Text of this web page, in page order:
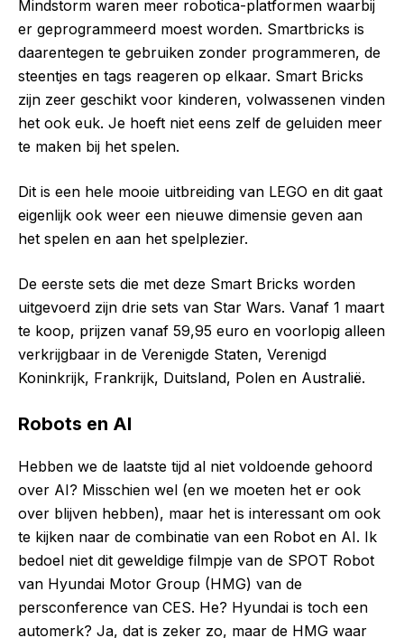
Mindstorm waren meer robotica-platformen waarbij
er geprogrammeerd moest worden. Smartbricks is
daarentegen te gebruiken zonder programmeren, de
steentjes en tags reageren op elkaar. Smart Bricks
zijn zeer geschikt voor kinderen, volwassenen vinden
het ook euk. Je hoeft niet eens zelf de geluiden meer
te maken bij het spelen.
Dit is een hele mooie uitbreiding van LEGO en dit gaat
eigenlijk ook weer een nieuwe dimensie geven aan
het spelen en aan het spelplezier.
De eerste sets die met deze Smart Bricks worden
uitgevoerd zijn drie sets van Star Wars. Vanaf 1 maart
te koop, prijzen vanaf 59,95 euro en voorlopig alleen
verkrijgbaar in de Verenigde Staten, Verenigd
Koninkrijk, Frankrijk, Duitsland, Polen en Australië.
Robots en AI
Hebben we de laatste tijd al niet voldoende gehoord
over AI? Misschien wel (en we moeten het er ook
over blijven hebben), maar het is interessant om ook
te kijken naar de combinatie van een Robot en AI. Ik
bedoel niet dit geweldige filmpje van de SPOT Robot
van Hyundai Motor Group (HMG) van de
persconference van CES. He? Hyundai is toch een
automerk? Ja, dat is zeker zo, maar de HMG waar